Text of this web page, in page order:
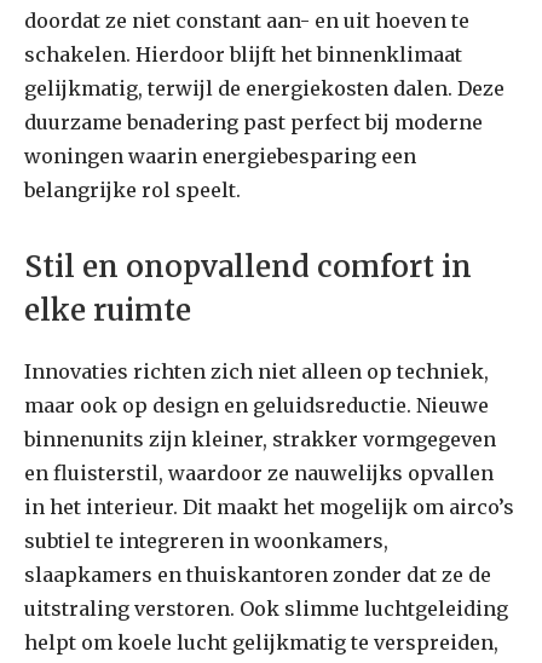
doordat ze niet constant aan- en uit hoeven te
schakelen. Hierdoor blijft het binnenklimaat
gelijkmatig, terwijl de energiekosten dalen. Deze
duurzame benadering past perfect bij moderne
woningen waarin energiebesparing een
belangrijke rol speelt.
Stil en onopvallend comfort in
elke ruimte
Innovaties richten zich niet alleen op techniek,
maar ook op design en geluidsreductie. Nieuwe
binnenunits zijn kleiner, strakker vormgegeven
en fluisterstil, waardoor ze nauwelijks opvallen
in het interieur. Dit maakt het mogelijk om airco’s
subtiel te integreren in woonkamers,
slaapkamers en thuiskantoren zonder dat ze de
uitstraling verstoren. Ook slimme luchtgeleiding
helpt om koele lucht gelijkmatig te verspreiden,